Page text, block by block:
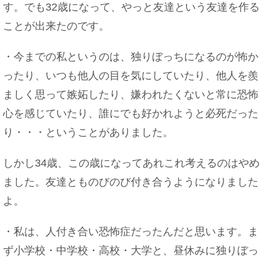
す。でも32歳になって、やっと友達という友達を作る
ことが出来たのです。
・今までの私というのは、独りぼっちになるのが怖か
ったり、いつも他人の目を気にしていたり、他人を羨
ましく思って嫉妬したり、嫌われたくないと常に恐怖
心を感じていたり、誰にでも好かれようと必死だった
り・・・ということがありました。
しかし34歳、この歳になってあれこれ考えるのはやめ
ました。友達とものびのび付き合うようになりました
よ。
・私は、人付き合い恐怖症だったんだと思います。ま
ず小学校・中学校・高校・大学と、昼休みに独りぼっ